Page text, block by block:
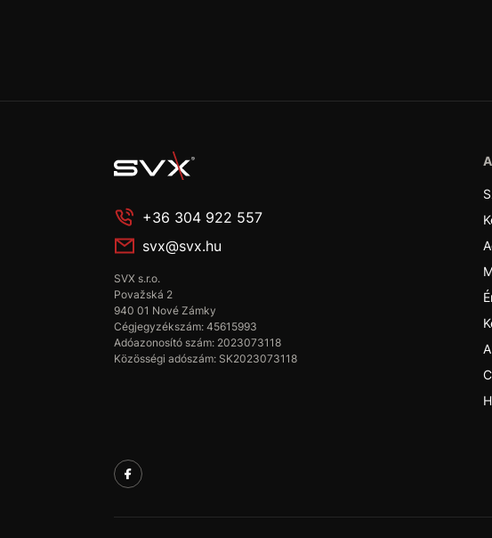
+36 304 922 557
svx@svx.hu
SVX s.r.o.
Považská 2
940 01 Nové Zámky
Cégjegyzékszám: 45615993
Adóazonosító szám: 2023073118
Közösségi adószám: SK2023073118